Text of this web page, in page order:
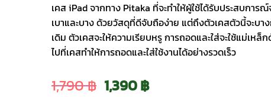
เคส iPad จากทาง Pitaka ที่จะทำให้ผู้ใช้ได้รับประสบการ
เบาและบาง ด้วยวัสดุที่ดีจับถือง่าย แต่ถึงตัวเคสตัวนี้จะบ
เดิม ตัวเคสจะให้ความเรียบหรู การถอดและใส่จะใช้แม่เห
ไปที่เคสทำให้การถอดและใส่ใช้งานได้อย่างรวดเร็ว
1,790฿ Original
1,390฿Current